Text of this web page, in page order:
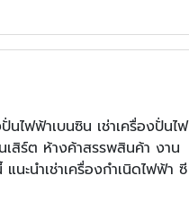
นไฟฟ้าเบนซิน เช่าเครื่องปั่นไฟ
เสิร์ต ห้างค้าสรรพสินค้า งาน
ะนำเช่าเครื่องกำเนิดไฟฟ้า ซี